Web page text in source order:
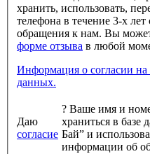
хранить, использовать,
телефона в течение 3-х
обращения к
форме отзыва
в любой
Информация о согласии на обработку персональных
данных.
Даю
согласие
? Ваше имя и номер
храниться в базе данных клиентов ООО “Бир
Бай” и